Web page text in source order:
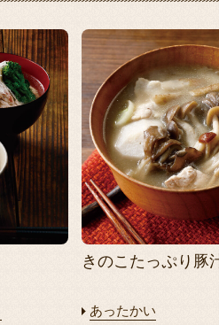
きのこたっぷり豚
あったかい